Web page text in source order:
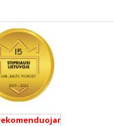
atlikti